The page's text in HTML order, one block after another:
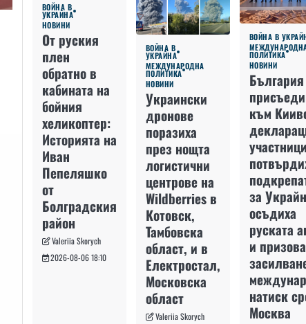
ВОЙНА В
УКРАЙНА
НОВИНИ
От руския
плен
обратно в
кабината на
бойния
хеликоптер:
Историята на
Иван
Пепеляшко
от
Болградския
район
Valeriia Skorych
2026-08-06 18:10
ВОЙНА В
УКРАЙНА
МЕЖДУНАРОДНА
ПОЛИТИКА
НОВИНИ
Украински
дронове
поразиха
през нощта
логистични
центрове на
Wildberries в
Котовск,
Тамбовска
област, и в
Електростал,
Московска
област
Valeriia Skorych
ВОЙНА В
ПОЛИТИКА
НОВИНИ
към
за
осъдиха
руската
и
натиск
Москва